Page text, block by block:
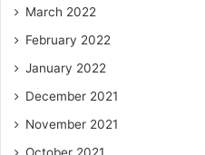
March 2022
February 2022
January 2022
December 2021
November 2021
October 2021